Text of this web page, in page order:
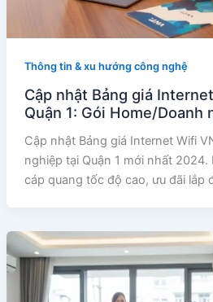
Thông tin & xu hướng công nghệ
Cập nhật Bảng giá
Quận 1: Gói Home/Doanh
Cập nhật Bảng giá Internet Wifi
nghiệp tại Quận 1 mới nhất
cáp quang tốc độ cao, ưu đãi lắp